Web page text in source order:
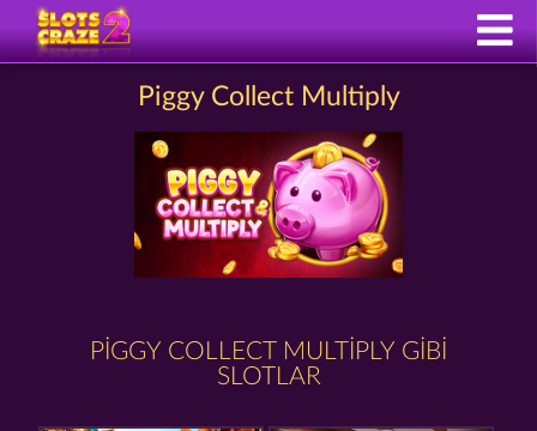
Piggy Collect Multiply
PIGGY COLLECT MULTIPLY GIBI
SLOTLAR